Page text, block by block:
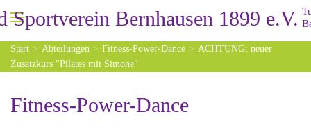
Start Abteilungen Fitness-Power-Dance
ACHTUNG: neuer
Zusatzkurs "Pilates mit Simone"
Fitness-Power-Dance